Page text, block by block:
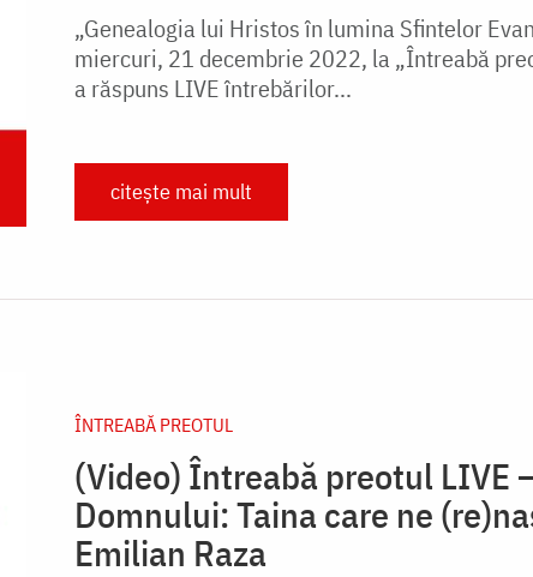
„Genealogia lui Hristos în lumina Sfintelor
miercuri, 21 decembrie 2022, la „Întreabă
a răspuns LIVE întrebărilor...
citește mai mult
ÎNTREABĂ PREOTUL
(Video) Întreabă preotul LIVE
Domnului: Taina care ne
Emilian Raza